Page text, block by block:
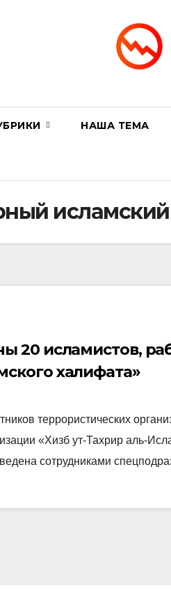
НАША ТЕМА
20 исламистов,
халифата»
террористических
«Хизб ут-Тахрир аль-
сотрудниками